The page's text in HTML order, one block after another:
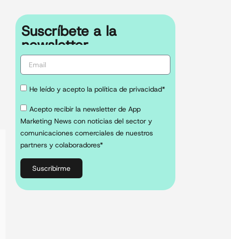
Suscríbete a la
newsletter
He leído y acepto la política de privacidad*
Acepto recibir la newsletter de App
Marketing News con noticias del sector y
comunicaciones comerciales de nuestros
partners y colaboradores*
Suscribirme